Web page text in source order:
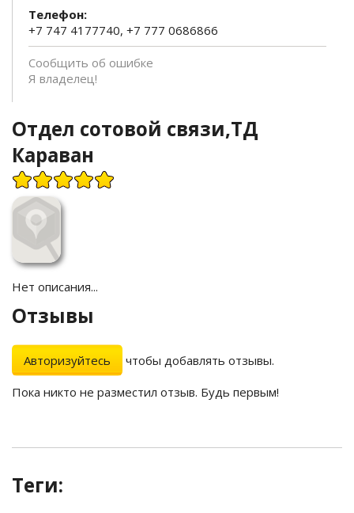
Телефон:
+7 747 4177740, +7 777 0686866
Сообщить об ошибке
Я владелец!
Отдел сотовой связи,ТД
Караван
Нет описания...
Отзывы
Авторизуйтесь
чтобы добавлять отзывы.
Пока никто не разместил отзыв. Будь первым!
Теги: